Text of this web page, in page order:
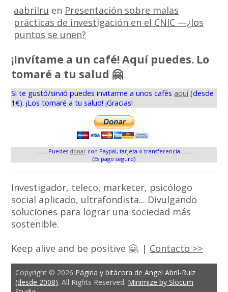
aabrilru en Presentación sobre malas
prácticas de investigación en el CNIC —¿los
puntos se unen?
¡Invítame a un café! Aquí puedes. Lo
tomaré a tu salud 🤗
Si te gustó/sirvió puedes invitarme a unos cafés aquí(desde
1€). ¡Los tomaré a tu salud! ¡Gracias!
.........Puedes donarcon Paypal, tarjeta o transferencia.........
(Es pago seguro)
Investigador, teleco, marketer, psicólogo
social aplicado, ultrafondista... Divulgando
soluciones para lograr una sociedad más
sostenible.
Keep alive and be positive 🤗. | Contacto >>
Copyright © 2026 Página y bitácora de Angel Abril-Ruiz
(desde 2008). All Rights Reserved. Minimize by Slocum